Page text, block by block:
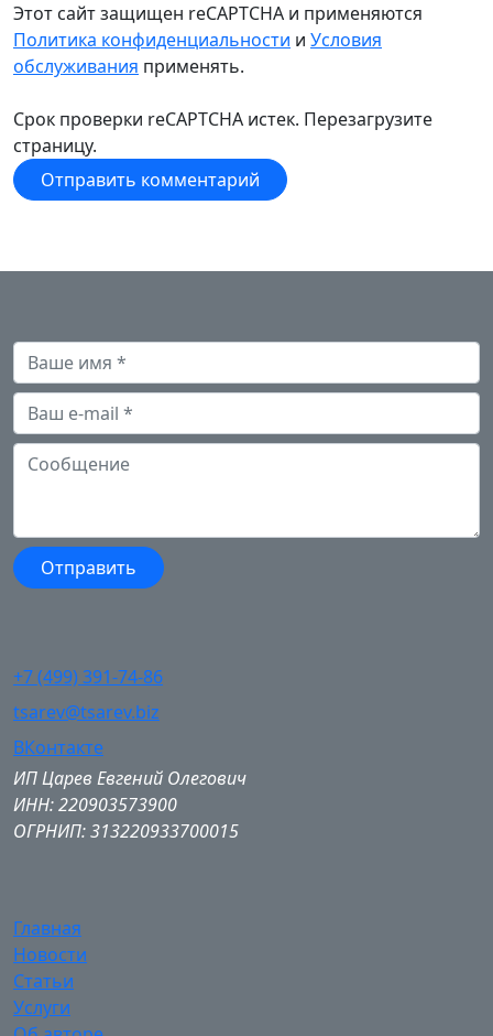
Этот сайт защищен reCAPTCHA и применяются
Политика конфиденциальности и Условия
обслуживания применять.
Срок проверки reCAPTCHA истек. Перезагрузите
страницу.
+7 (499) 391-74-86
tsarev@tsarev.biz
ВКонтакте
ИП Царев Евгений Олегович
ИНН: 220903573900
ОГРНИП: 313220933700015
Главная
Новости
Статьи
Услуги